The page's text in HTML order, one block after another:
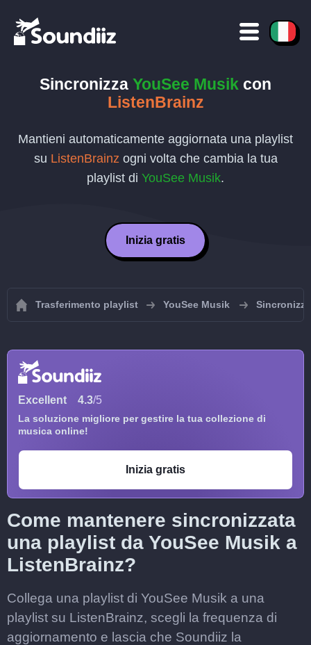
Sincronizza YouSee Musik con
ListenBrainz
Mantieni automaticamente aggiornata una playlist
su ListenBrainz ogni volta che cambia la tua
playlist di YouSee Musik.
Inizia gratis
Trasferimento playlist YouSee Musik
Excellent 4.3/5
La soluzione migliore per gestire la tua collezione di
musica online!
Inizia gratis
Come mantenere sincronizzata
una playlist da YouSee Musik a
ListenBrainz?
Collega una playlist di YouSee Musik a una
playlist su ListenBrainz, scegli la frequenza di
aggiornamento e lascia che Soundiiz la